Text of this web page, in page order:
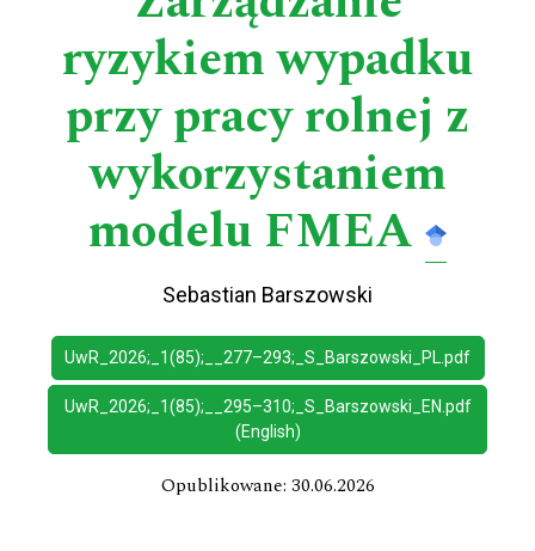
ryzykiem wypadku
przy pracy rolnej z
wykorzystaniem
modelu FMEA
Sebastian Barszowski
UwR​_2026;​_1(85);​_​_277–293;​_S​_Barszowski​_PL.pdf
UwR​_2026;​_1(85);​_​_295–310;​_S​_Barszowski​_EN.pdf
(English)
Opublikowane: 30.06.2026